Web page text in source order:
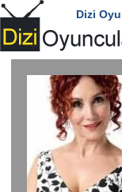
Dizi